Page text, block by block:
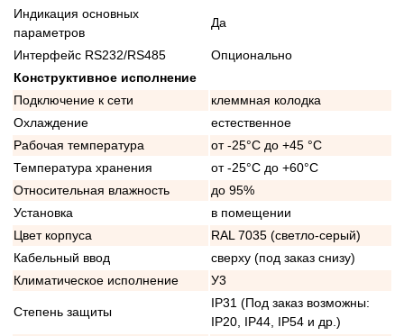
Индикация основных
параметров
Да
Интерфейс RS232/RS485
Опционально
Конструктивное исполнение
Подключение к сети
клеммная колодка
Охлаждение
естественное
Рабочая температура
от -25°C до +45 °C
Температура хранения
от -25°C до +60°C
Относительная влажность
до 95%
Установка
в помещении
Цвет корпуса
RAL 7035 (светло-серый)
Кабельный ввод
сверху (под заказ снизу)
Климатическое исполнение
У3
Степень защиты
IP31 (Под заказ возможны:
IP20, IP44, IP54 и др.)